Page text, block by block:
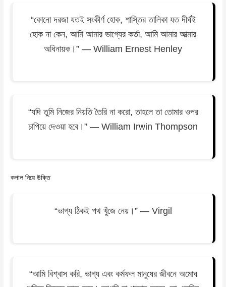
“কোনো দরজা যতই সংকীর্ণ হোক, শাস্তির তালিকা যত দীর্ঘই
হোক না কেন, আমি আমার ভাগ্যের কর্তা, আমি আমার আত্মার
অধিনায়ক।” — William Ernest Henley
“যদি তুমি নিজের নিয়তি তৈরি না করো, তাহলে তা তোমার ওপর
চাপিয়ে দেওয়া হবে।” — William Irwin Thompson
কপাল নিয়ে উক্তি
“ভাগ্য ঠিকই পথ খুঁজে নেয়।” — Virgil
“আমি বিশ্বাস করি, ভাগ্য এবং কর্মফল মানুষের জীবনে অমোঘ